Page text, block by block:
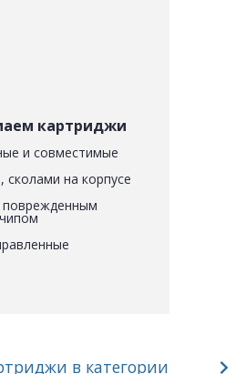
картриджи
и совместимые
сколами на корпусе
в категории